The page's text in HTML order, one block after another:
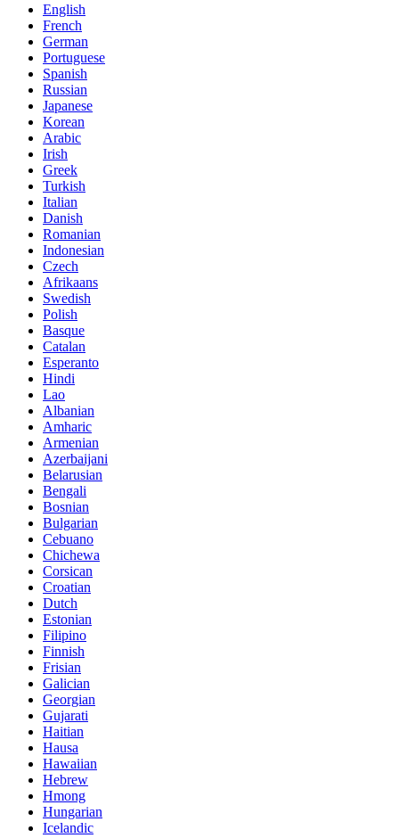
English
French
German
Portuguese
Spanish
Russian
Japanese
Korean
Arabic
Irish
Greek
Turkish
Italian
Danish
Romanian
Indonesian
Czech
Afrikaans
Swedish
Polish
Basque
Catalan
Esperanto
Hindi
Lao
Albanian
Amharic
Armenian
Azerbaijani
Belarusian
Bengali
Bosnian
Bulgarian
Cebuano
Chichewa
Corsican
Croatian
Dutch
Estonian
Filipino
Finnish
Frisian
Galician
Georgian
Gujarati
Haitian
Hausa
Hawaiian
Hebrew
Hmong
Hungarian
Icelandic